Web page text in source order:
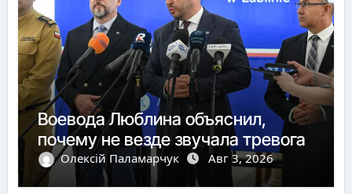
Воевода Люблина объяснил,
почему не везде звучала тревога
Олексій Паламарчук Авг 3, 2026